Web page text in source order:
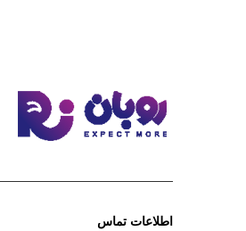
اطلاعات تماس